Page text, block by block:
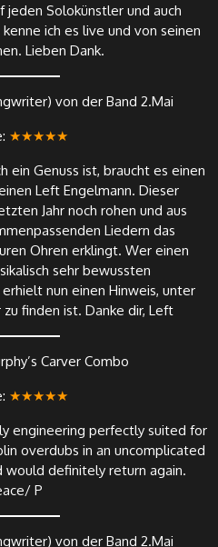
jeden Solokünstler und auch
ich es live und von seinen
Lieben Dank.
von der Band 2.Mai
★★★★★
ein Genuss ist, braucht es einen
Left Engelmann. Dieser
Jahr noch rohen und aus
Liedern das
Ohren erklingt. Wer einen
sehr bewussten
nun einen Hinweis, unter
finden ist. Danke dir, Left
Carver Combo
★★★★★
engineering perfectly suited for
overdubs in an uncomplicated
would definitely return again.
P
von der Band 2.Mai